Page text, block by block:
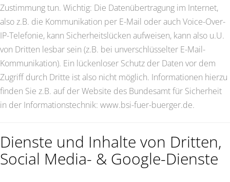
Zustimmung tun. Wichtig: Die Datenübertragung im Internet,
also z.B. die Kommunikation per E-Mail oder auch Voice-Over-
IP-Telefonie, kann Sicherheitslücken aufweisen, kann also u.U.
von Dritten lesbar sein (z.B. bei unverschlüsselter E-Mail-
Kommunikation). Ein lückenloser Schutz der Daten vor dem
Zugriff durch Dritte ist also nicht möglich. Informationen hierzu
finden Sie z.B. auf der Website des Bundesamt für Sicherheit
in der Informationstechnik: www.bsi-fuer-buerger.de.
Dienste und Inhalte von Dritten,
Social Media- & Google-Dienste